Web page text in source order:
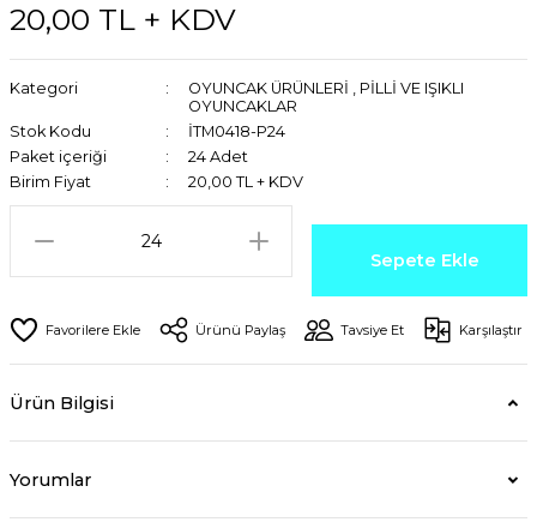
20,00 TL + KDV
Kategori OYUNCAK ÜRÜNLERİ , PİLLİ VE IŞIKLI
OYUNCAKLAR
Stok Kodu
İTM0418-P24
Paket içeriği
24 Adet
Birim Fiyat
20,00 TL + KDV
Sepete Ekle
Ürünü Paylaş Tavsiye Et Karşılaştır
Ürün Bilgisi
Yorumlar